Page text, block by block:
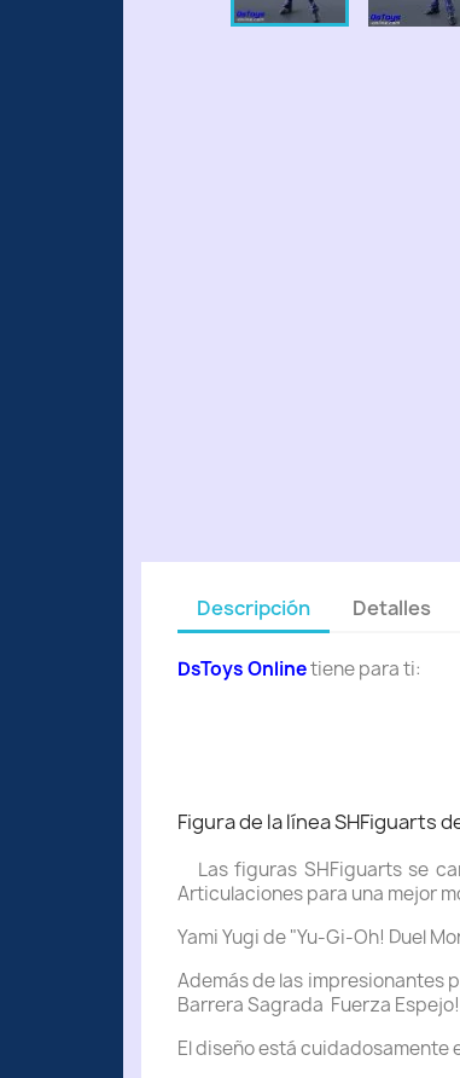
Descripción Detalles
DsToys Onlinetiene para ti:
Figura de la línea SHFiguarts
Las figuras SHFiguarts se
Articulaciones para una mejor
Yami Yugi de "Yu-Gi-Oh! Duel
Además de las impresionantes
Barrera Sagrada Fuerza Espejo!
El diseño está cuidadosamente